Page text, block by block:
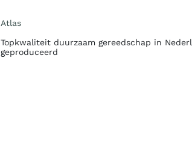
Atlas
Topkwaliteit duurzaam gereedschap in
geproduceerd